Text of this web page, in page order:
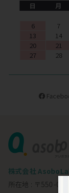
日
月
6
7
13
14
20
21
27
28
株式会社
所在地 : 〒550-